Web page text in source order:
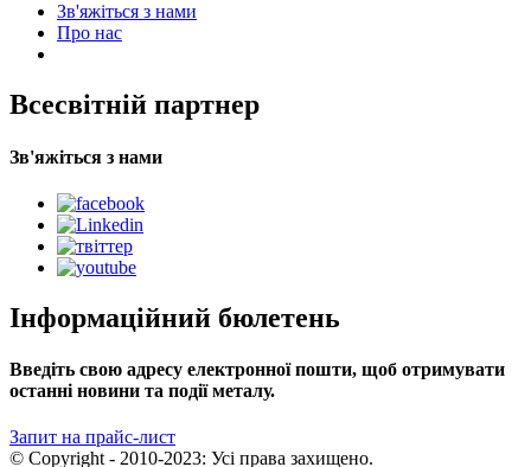
Зв'яжіться з нами
Про нас
Всесвітній партнер
Зв'яжіться з нами
Інформаційний бюлетень
Введіть свою адресу електронної пошти, щоб отримувати
останні новини та події металу.
Запит на прайс-лист
© Copyright - 2010-2023: Усі права захищено.